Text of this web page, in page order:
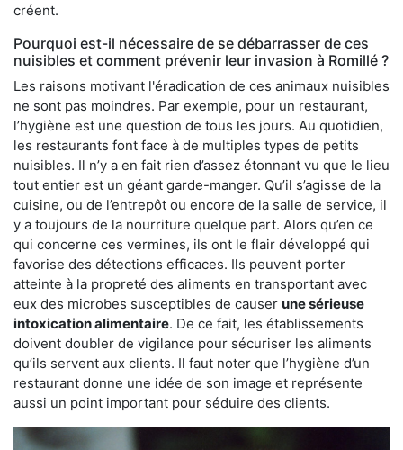
créent.
Pourquoi est-il nécessaire de se débarrasser de ces
nuisibles et comment prévenir leur invasion à Romillé ?
Les raisons motivant l'éradication de ces animaux nuisibles
ne sont pas moindres. Par exemple, pour un restaurant,
l’hygiène est une question de tous les jours. Au quotidien,
les restaurants font face à de multiples types de petits
nuisibles. Il n’y a en fait rien d’assez étonnant vu que le lieu
tout entier est un géant garde-manger. Qu’il s’agisse de la
cuisine, ou de l’entrepôt ou encore de la salle de service, il
y a toujours de la nourriture quelque part. Alors qu’en ce
qui concerne ces vermines, ils ont le flair développé qui
favorise des détections efficaces. Ils peuvent porter
atteinte à la propreté des aliments en transportant avec
eux des microbes susceptibles de causer une sérieuse
intoxication alimentaire. De ce fait, les établissements
doivent doubler de vigilance pour sécuriser les aliments
qu’ils servent aux clients. Il faut noter que l’hygiène d’un
restaurant donne une idée de son image et représente
aussi un point important pour séduire des clients.